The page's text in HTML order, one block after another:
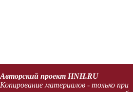
Авторский проект HNH.RU
Копирование материалов - только при